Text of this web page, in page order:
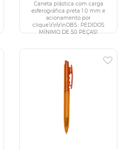
Caneta plástica com carga
esferográfica preta 1.0 mm e
acionamento por
clique.\r\n\r\nOBS.: PEDIDOS
MÍNIMO DE 50 PEÇAS!